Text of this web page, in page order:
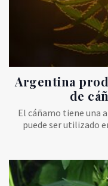
Argentina
de
El cáñamo tiene una
puede ser utilizado